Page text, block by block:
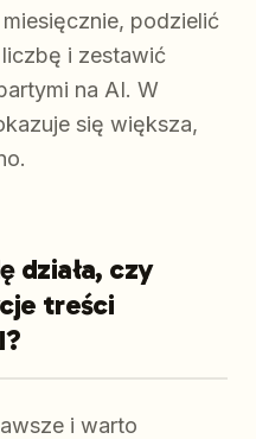
podzielić
i zestawić
na AI. W
się większa,
działa, czy
treści
i warto